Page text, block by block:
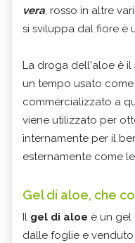
vera, rosso in altre
si sviluppa dal fiore è
La droga dell'aloe è il
un tempo usato
commercializzato a
viene utilizzato per
internamente per il
esternamente come
Gel di aloe, che
Il gel di aloe è un
dalle foglie e